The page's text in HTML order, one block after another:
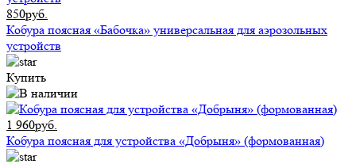
850руб.
Кобура поясная «Бабочка» универсальная для аэрозольных
устройств
Купить
1 960руб.
Кобура поясная для устройства «Добрыня» (формованная)